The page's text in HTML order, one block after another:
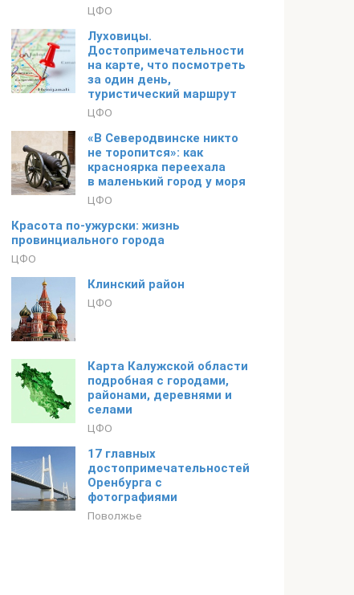
ЦФО
Луховицы.
Достопримечательности
на карте, что посмотреть
за один день,
туристический маршрут
ЦФО
«В Северодвинске никто
не торопится»: как
красноярка переехала
в маленький город у моря
ЦФО
Красота по-ужурски: жизнь
провинциального города
ЦФО
Клинский район
ЦФО
Карта Калужской области
подробная с городами,
районами, деревнями и
селами
ЦФО
17 главных
достопримечательностей
Оренбурга с
фотографиями
Поволжье